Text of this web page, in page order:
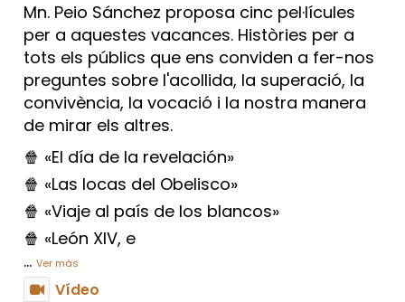
Mn. Peio Sánchez proposa cinc pel·lícules
per a aquestes vacances. Històries per a
tots els públics que ens conviden a fer-nos
preguntes sobre l'acollida, la superació, la
convivència, la vocació i la nostra manera
de mirar els altres.
🍿 «El día de la revelación»
🍿 «Las locas del Obelisco»
🍿 «Viaje al país de los blancos»
🍿 «León XIV, e
... Ver más
Vídeo